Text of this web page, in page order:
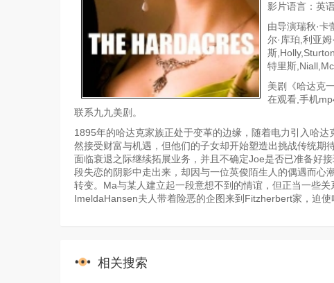
影片语言：英
由导演瑞秋·
尔·库珀,利亚
斯
特里斯
美剧《哈达克
在观看,手机
联系九九美剧。
1895年的哈达克家族正处于变革的边缘，随着电力引入哈
然接受财富与机遇，但他们的子女却开始塑造出挑战传统
面临衰退之际继续拓展业务，并且不确定Joe是否已准备好
段失恋的阴影中走出来，却因与一位英俊陌生人的偶遇而心
转变。Ma与某人建立起一段意想不到的情谊，但正当一些
ImeldaHansen夫人带着险恶的企图来到Fitzherbert家，迫
相关搜索